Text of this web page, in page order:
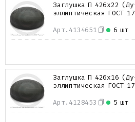
Арт. 4134651 6 шт
Заглушка П 426х22
эллиптическая ГОСТ
Арт. 4128453 5 шт
Заглушка П 426х16
эллиптическая ГОСТ